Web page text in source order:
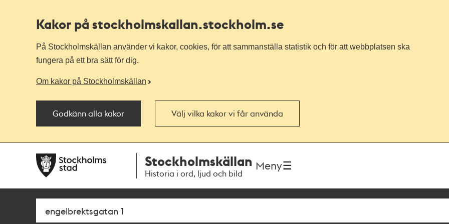
Kakor på stockholmskallan.stockholm.se
På Stockholmskällan använder vi kakor, cookies, för att sammanställa statistik och för att webbplatsen ska
fungera på ett bra sätt för dig.
Om kakor på Stockholmskällan
Godkänn alla kakor Välj vilka kakor vi får använda
navigationen
huvudinnehållet
Stockholmskällan
Historia i ord, ljud och bild
Meny
Sök